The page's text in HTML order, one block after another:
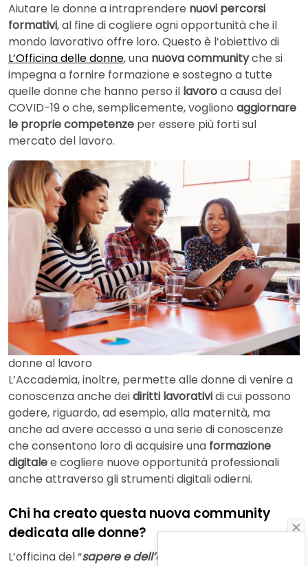
Aiutare le donne a intraprendere nuovi percorsi
formativi, al fine di cogliere ogni opportunità che il
mondo lavorativo offre loro. Questo è l’obiettivo di
L’Officina delle donne, una nuova communityche si
impegna a fornire formazione e sostegno a tutte
quelle donne che hanno perso il lavoroa causa del
COVID-19 o che, semplicemente, vogliono aggiornare
le proprie competenze per essere più forti sul
mercato del lavoro.
donne al lavoro
L’Accademia, inoltre, permette alle donne di venire a
conoscenza anche deidiritti lavoratividi cui possono
godere, riguardo, ad esempio, alla maternità, ma
anche ad avere accesso a una serie di conoscenze
che consentono loro di acquisire una formazione
digitalee cogliere nuove opportunità professionali
anche attraverso gli strumenti digitali odierni.
Chi ha creato questa nuova community
dedicata alle donne?
L’officina del “sapere e dell’agire